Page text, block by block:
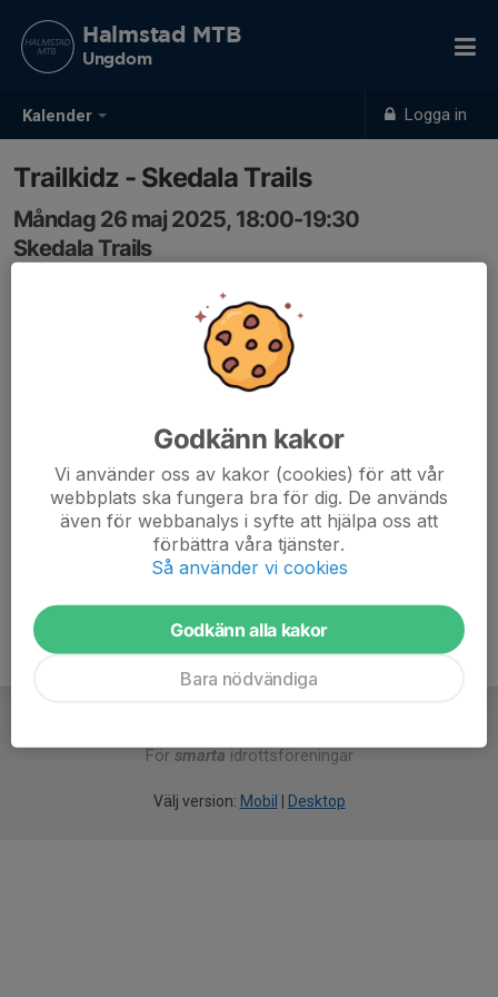
Kalender Logga in
Halmstad MTB
Ungdom
Trailkidz - Skedala Trails
Måndag 26 maj 2025, 18:00-19:30
Skedala Trails
Samling: 17:50, Grusparkeringen vid Skedala Trails
På måndag så kör vi träning i Skedala. Samling på vid
informationstavlan "Skedala Trails"
maps.app.goo.gl/kQ7ACzokVe26d5Vv8
För smarta idrottsföreningar
Välj version: Mobil Desktop
Godkänn kakor
Vi använder oss av kakor (cookies) för att vår
webbplats ska fungera bra för dig. De används
även för webbanalys i syfte att hjälpa oss att
förbättra våra tjänster.
Så använder vi cookies
Godkänn alla kakor
Bara nödvändiga